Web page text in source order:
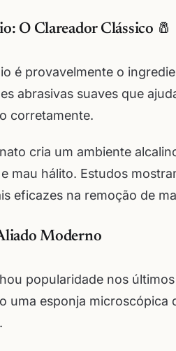
O Clareador Clássico 🧂
é provavelmente o
abrasivas suaves que
corretamente.
cria um ambiente
mau hálito. Estudos
eficazes na remoção de
Moderno
popularidade nos
uma esponja microscópica